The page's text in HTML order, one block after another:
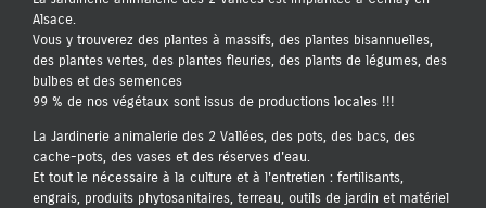
Alsace.
Vous y trouverez des plantes à massifs, des plantes bisannuelles,
des plantes vertes, des plantes fleuries, des plants de légumes, des
bulbes et des semences
99 % de nos végétaux sont issus de productions locales !!!
La Jardinerie animalerie des 2 Vallées, des pots, des bacs, des
cache-pots, des vases et des réserves d'eau.
Et tout le nécessaire à la culture et à l'entretien : fertilisants,
engrais, produits phytosanitaires, terreau, outils de jardin et matériel